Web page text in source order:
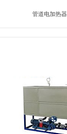
管道电加热器
MORE